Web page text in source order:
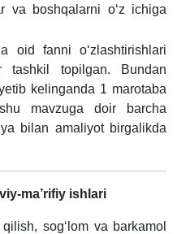
va boshqalarni o‘z ichiga
oid fanni o‘zlashtirishlari
tashkil topilgan. Bundan
kelinganda 1 marotaba
mavzuga doir barcha
bilan amaliyot birgalikda
ma’rifiy ishlari
sog‘lom va barkamol